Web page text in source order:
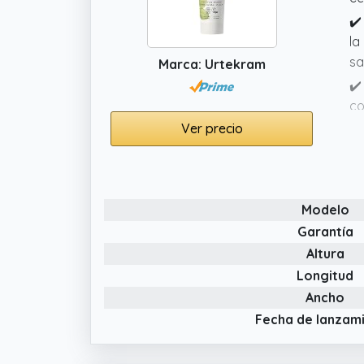
Marca: Urtekram
Ver precio
✔️
la
✔️
Modelo
Garantía
Altura
Longitud
Ancho
Fecha de